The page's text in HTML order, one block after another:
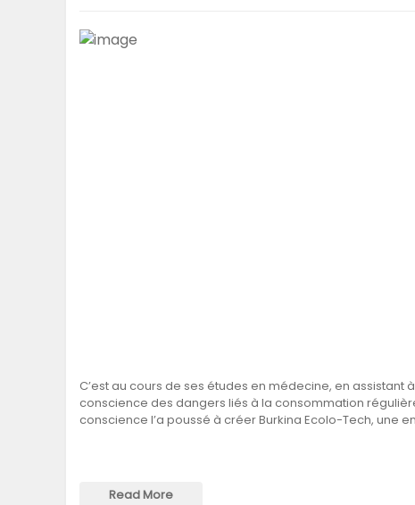
C’est au cours de ses études en médecine, en assistant
conscience des dangers liés à la consommation
conscience l’a poussé à créer Burkina Ecolo-Tech, une
Read More